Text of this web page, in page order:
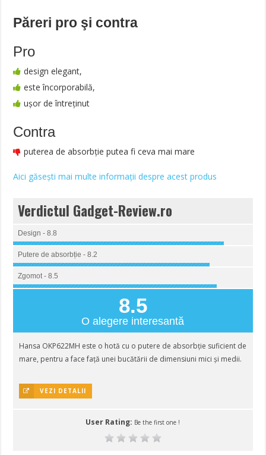
Păreri pro şi contra
Pro
design elegant,
este încorporabilă,
ușor de întreținut
Contra
puterea de absorbție putea fi ceva mai mare
Aici găsești mai multe informații despre acest produs
Verdictul Gadget-Review.ro
Design - 8.8
Putere de absorbție - 8.2
Zgomot - 8.5
8.5
O alegere interesantă
Hansa OKP622MH este o hotă cu o putere de absorbție suficient de
mare, pentru a face față unei bucătării de dimensiuni mici și medii.
VEZI DETALII
User Rating: Be the first one !